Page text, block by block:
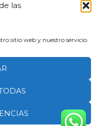
las
sitio web y nuestro servicio.
Viladecans
Sitges
los derechos reservados.